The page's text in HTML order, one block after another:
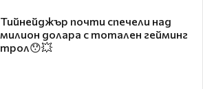
Тийнейджър почти спечели над
милион долара с тотален гейминг
трол😯💥